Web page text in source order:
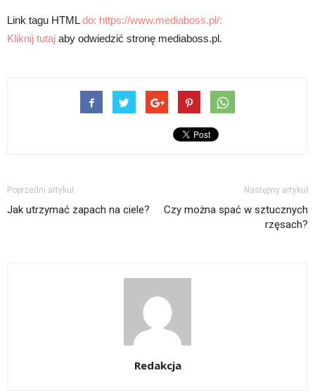
Link tagu HTMLdo: https://www.mediaboss.pl/:
Kliknij tutaj aby odwiedzić stronę mediaboss.pl.
Poprzedni artykuł
Jak utrzymać zapach na ciele?
Następny artykuł
Czy można spać w sztucznych
rzęsach?
Redakcja